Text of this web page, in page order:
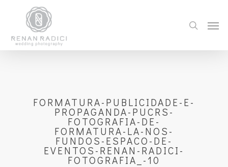
FORMATURA-PUBLICIDADE-E-
PROPAGANDA-PUCRS-
FOTOGRAFIA-DE-
FORMATURA-LA-NOS-
FUNDOS-ESPACO-DE-
EVENTOS-RENAN-RADICI-
FOTOGRAFIA_-10